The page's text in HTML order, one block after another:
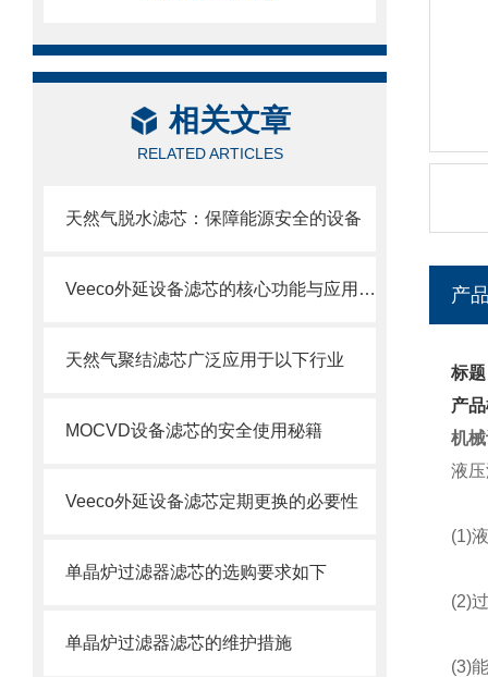
相关文章
RELATED ARTICLES
天然气脱水滤芯：保障能源安全的设备
Veeco外延设备滤芯的核心功能与应用场景
天然气聚结滤芯广泛应用于以下行业
MOCVD设备滤芯的安全使用秘籍
Veeco外延设备滤芯定期更换的必要性
单晶炉过滤器滤芯的选购要求如下
单晶炉过滤器滤芯的维护措施
产
标
产
机
液
(1)液
(2)
(3)